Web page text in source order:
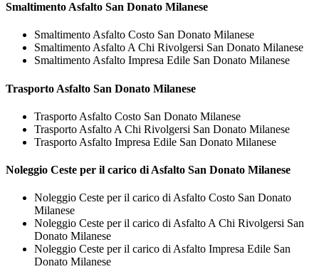
Smaltimento Asfalto San Donato Milanese
Smaltimento Asfalto Costo San Donato Milanese
Smaltimento Asfalto A Chi Rivolgersi San Donato Milanese
Smaltimento Asfalto Impresa Edile San Donato Milanese
Trasporto Asfalto San Donato Milanese
Trasporto Asfalto Costo San Donato Milanese
Trasporto Asfalto A Chi Rivolgersi San Donato Milanese
Trasporto Asfalto Impresa Edile San Donato Milanese
Noleggio Ceste per il carico di Asfalto San Donato Milanese
Noleggio Ceste per il carico di Asfalto Costo San Donato
Milanese
Noleggio Ceste per il carico di Asfalto A Chi Rivolgersi San
Donato Milanese
Noleggio Ceste per il carico di Asfalto Impresa Edile San
Donato Milanese